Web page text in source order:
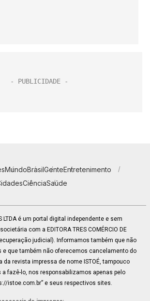
MundoBrasilGenteEntretenimento
CiênciaSaúde
LTDA é um portal digital independente e sem
com a EDITORA TRES COMÉRCIO DE
judicial). Informamos também que não
e que também não oferecemos cancelamento do
da revista impressa de nome ISTOÉ, tampouco
fazê-lo, nos responsabilizamos apenas pelo
istoe.com.br” e seus respectivos sites.